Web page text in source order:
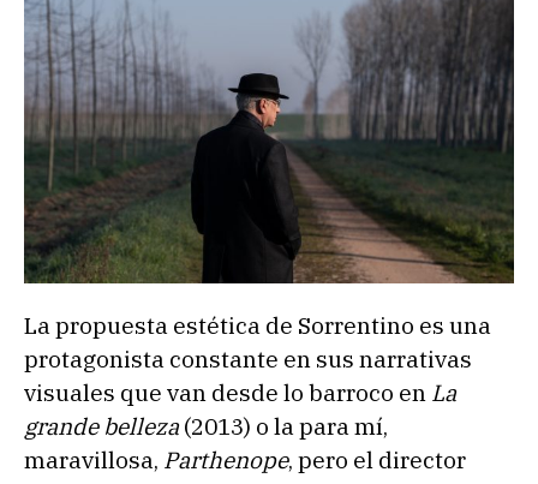
La propuesta estética de Sorrentino es una
protagonista constante en sus narrativas
visuales que van desde lo barroco en La
grande belleza(2013) o la para mí,
maravillosa, Parthenope, pero el director